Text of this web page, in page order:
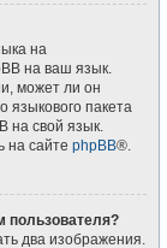
на
на ваш язык.
может ли он
языкового пакета
на свой язык.
на сайте phpBB®.
пользователя?
два изображения.